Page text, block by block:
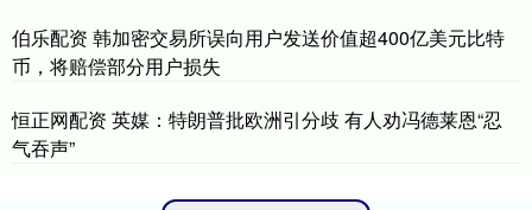
伯乐配资 韩加密交易所误向用户发送价值超400亿美元比特
币，将赔偿部分用户损失
恒正网配资 英媒：特朗普批欧洲引分歧 有人劝冯德莱恩“忍
气吞声”